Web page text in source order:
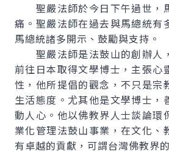
聖嚴法師於今日下午過世，
痛。聖嚴法師在過去與馬總統有
馬總統諸多開示、鼓勵與支持。
聖嚴法師是法鼓山的創辦人
前往日本取得文學博士，主張心
性，他所提倡的觀念，不只是宗
生活態度。尤其他是文學博士，
動人心。他以佛教界人士談論環
業化管理法鼓山事業，在文化、
有卓越的貢獻，可謂台灣佛教界